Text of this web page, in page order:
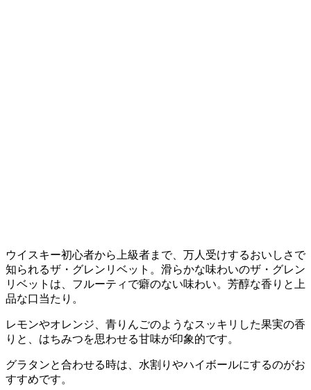
ウイスキー初心者から上級者まで、万人受けするおいしさで
知られるザ・グレンリベット。滑らかな味わいのザ・グレン
リベットは、フルーティで癖のない味わい。芳醇な香りと上
品な口当たり。
レモンやオレンジ、青りんごのようなスッキリした果実の香
りと、はちみつを思わせる甘味が印象的です。
グラタンと合わせる時は、水割りやハイボールにするのがお
すすめです。